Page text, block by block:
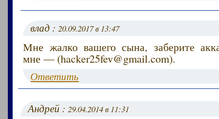
влад :20.09.2017 в 13:47
Мне жалко вашего сына, заберите
мне — (hacker25fev@gmail.com).
Ответить
Андрей :29.04.2014 в 11:31